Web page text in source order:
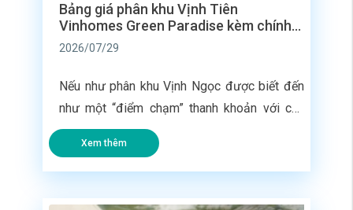
Bảng giá phân khu Vịnh Tiên
Vinhomes Green Paradise kèm chính
sách mới nhất
2026/07/29
Nếu như phân khu Vịnh Ngọc được biết đến
như một “điểm chạm” thanh khoản với các
dãy nhà liền kề bàn giao ngay vào tháng
8/2026, thì phân khu Vịnh Tiên tại siêu đô thị
lấn biển Vinhomes Green Paradise (2.870
Xem thêm